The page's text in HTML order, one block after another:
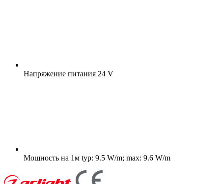
Напряжение питания 24 V
Мощность на 1м typ: 9.5 W/m; max: 9.6 W/m